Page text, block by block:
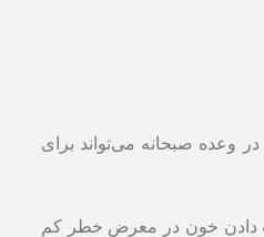
وعده صبحانه می‌تواند برای
دادن خون در معرض خطر کم